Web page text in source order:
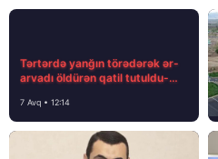
Tərtərdə yanğın törədərək ər-
arvadı öldürən qatil tutuldu-
7 Avq • 12:14